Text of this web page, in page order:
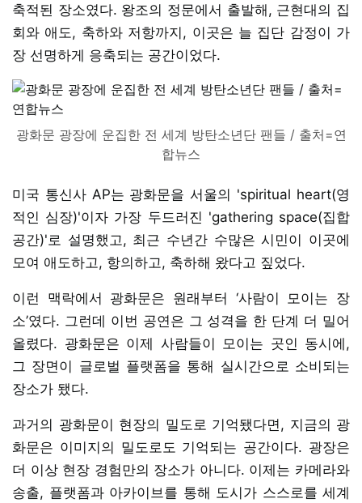
축적된 장소였다. 왕조의 정문에서 출발해, 근현대의 집
회와 애도, 축하와 저항까지, 이곳은 늘 집단 감정이 가
장 선명하게 응축되는 공간이었다.
광화문 광장에 운집한 전 세계 방탄소년단 팬들 / 출처=연
합뉴스
미국 통신사 AP는 광화문을 서울의 'spiritual heart(영
적인 심장)'이자 가장 두드러진 'gathering space(집합
공간)'로 설명했고, 최근 수년간 수많은 시민이 이곳에
모여 애도하고, 항의하고, 축하해 왔다고 짚었다.
이런 맥락에서 광화문은 원래부터 ‘사람이 모이는 장
소’였다. 그런데 이번 공연은 그 성격을 한 단계 더 밀어
올렸다. 광화문은 이제 사람들이 모이는 곳인 동시에,
그 장면이 글로벌 플랫폼을 통해 실시간으로 소비되는
장소가 됐다.
과거의 광화문이 현장의 밀도로 기억됐다면, 지금의 광
화문은 이미지의 밀도로도 기억되는 공간이다. 광장은
더 이상 현장 경험만의 장소가 아니다. 이제는 카메라와
송출, 플랫폼과 아카이브를 통해 도시가 스스로를 세계